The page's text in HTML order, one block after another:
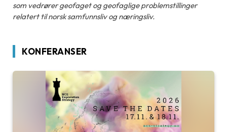
som vedrører geofaget og geofaglige problemstillinger
relatert til norsk samfunnsliv og næringsliv.
KONFERANSER